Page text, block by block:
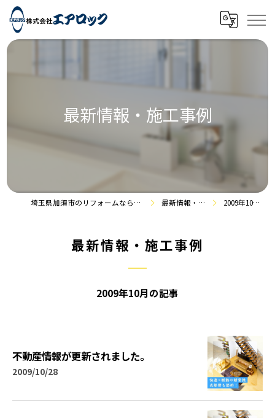
最新情報・施工事例
埼玉県加須市のリフォームなら株式会社エアロック 最新情報・施工事例 2009年10月の記事
最新情報・施工事例
2009年10月の記事
不動産情報が更新されました。
2009/10/28